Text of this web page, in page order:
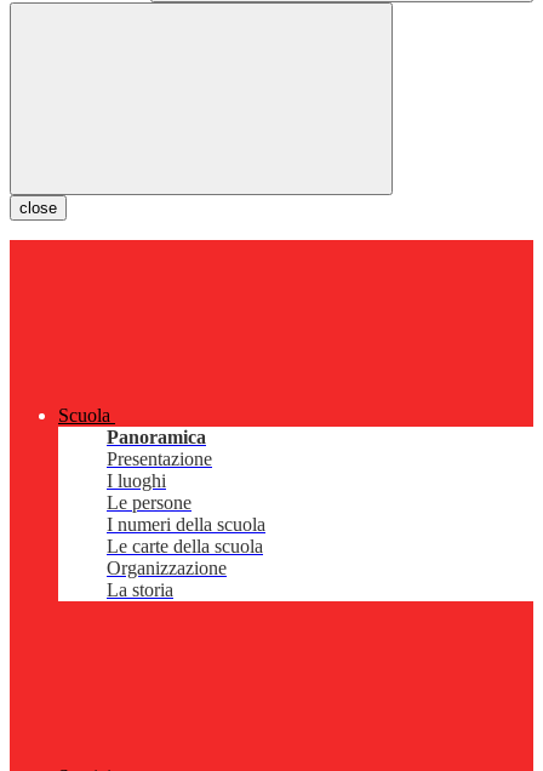
close
Scuola
Panoramica
Presentazione
I luoghi
Le persone
I numeri della scuola
Le carte della scuola
Organizzazione
La storia